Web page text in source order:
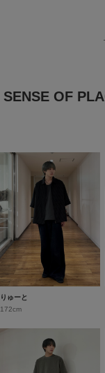
SENSE OF
りゅーと
172cm